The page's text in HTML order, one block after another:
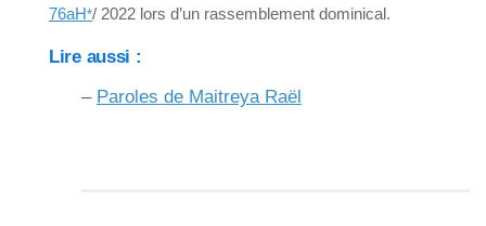
76aH*/ 2022 lors d’un rassemblement dominical.
Lire aussi :
– Paroles de Maitreya Raël